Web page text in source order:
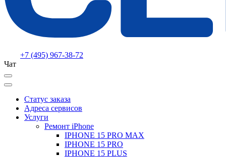
+7 (495) 967-38-72
Чат
Статус заказа
Адреса сервисов
Услуги
Ремонт iPhone
IPHONE 15 PRO MAX
IPHONE 15 PRO
IPHONE 15 PLUS